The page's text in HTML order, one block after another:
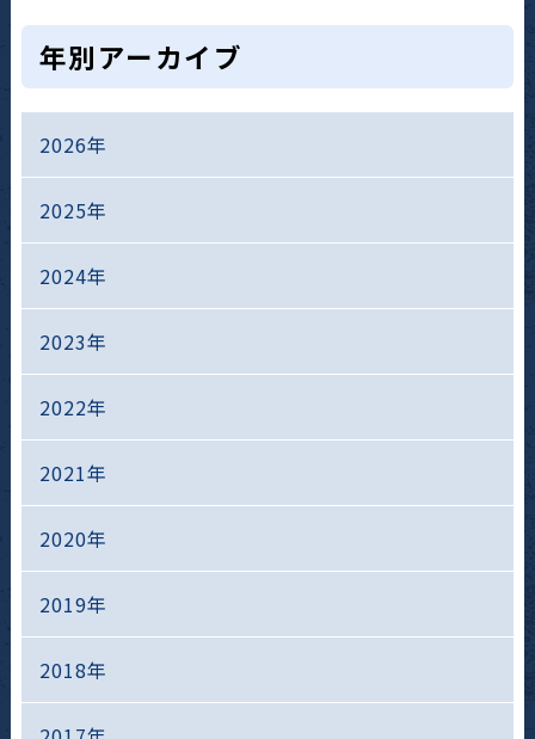
年別アーカイブ
2026年
2025年
2024年
2023年
2022年
2021年
2020年
2019年
2018年